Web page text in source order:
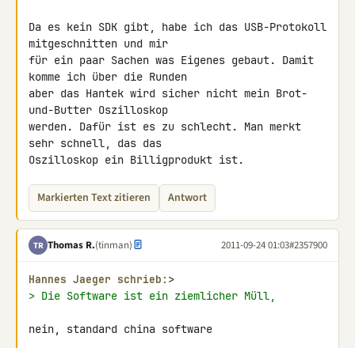
Da es kein SDK gibt, habe ich das USB-Protokoll
mitgeschnitten und mir
für ein paar Sachen was Eigenes gebaut. Damit
komme ich über die Runden
aber das Hantek wird sicher nicht mein Brot-
und-Butter Oszilloskop
werden. Dafür ist es zu schlecht. Man merkt
sehr schnell, das das
Oszilloskop ein Billigprodukt ist.
Markierten Text zitieren Antwort
TR Thomas R.(tinman) 2011-09-24 01:03#2357900
Hannes Jaeger schrieb:
> Die Software ist ein ziemlicher Müll,
nein, standard china software